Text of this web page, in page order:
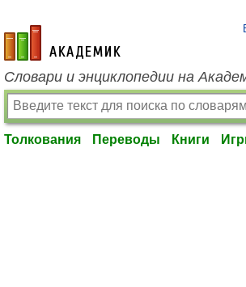
academic.ru
Словари и энциклопедии на
Толкования Переводы Книги